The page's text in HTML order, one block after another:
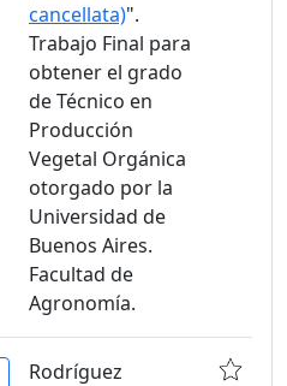
cancellata)".
Trabajo Final para
obtener el grado
de Técnico en
Producción
Vegetal Orgánica
otorgado por la
Universidad de
Buenos Aires.
Facultad de
Agronomía.
Rodríguez